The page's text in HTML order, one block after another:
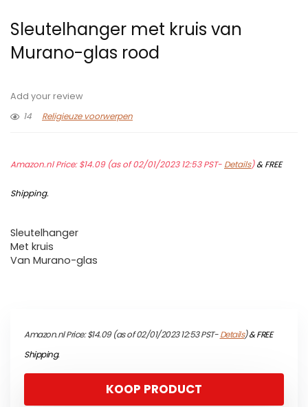
Sleutelhanger met kruis van
Murano-glas rood
Add your review
14
Religieuze voorwerpen
Amazon.nl Price:$14.09(as of 02/01/2023 12:53 PST- Details)&FREE
Shipping.
Sleutelhanger
Met kruis
Van Murano-glas
Amazon.nl Price:$14.09(as of 02/01/2023 12:53 PST-Details)&FREE
Shipping.
KOOP PRODUCT